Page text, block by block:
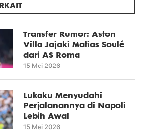
Transfer Rumor: Aston
Villa Jajaki Matias Soulé
dari AS Roma
15 Mei 2026
Lukaku Menyudahi
Perjalanannya di Napoli
Lebih Awal
15 Mei 2026